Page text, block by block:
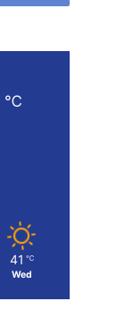
℃
41 ℃
Wed